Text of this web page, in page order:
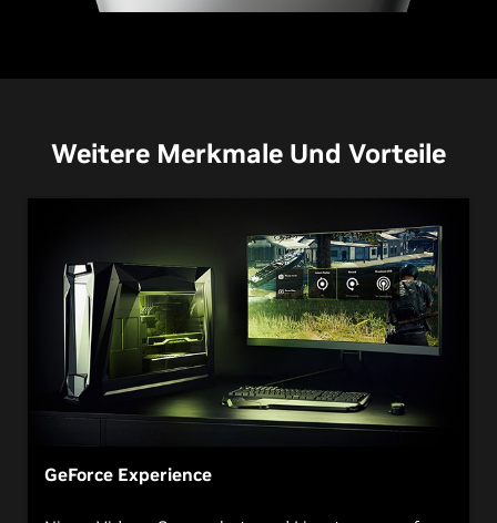
Weitere Merkmale Und Vorteile
GeForce Experience